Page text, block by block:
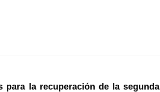
para la recuperación de la segunda